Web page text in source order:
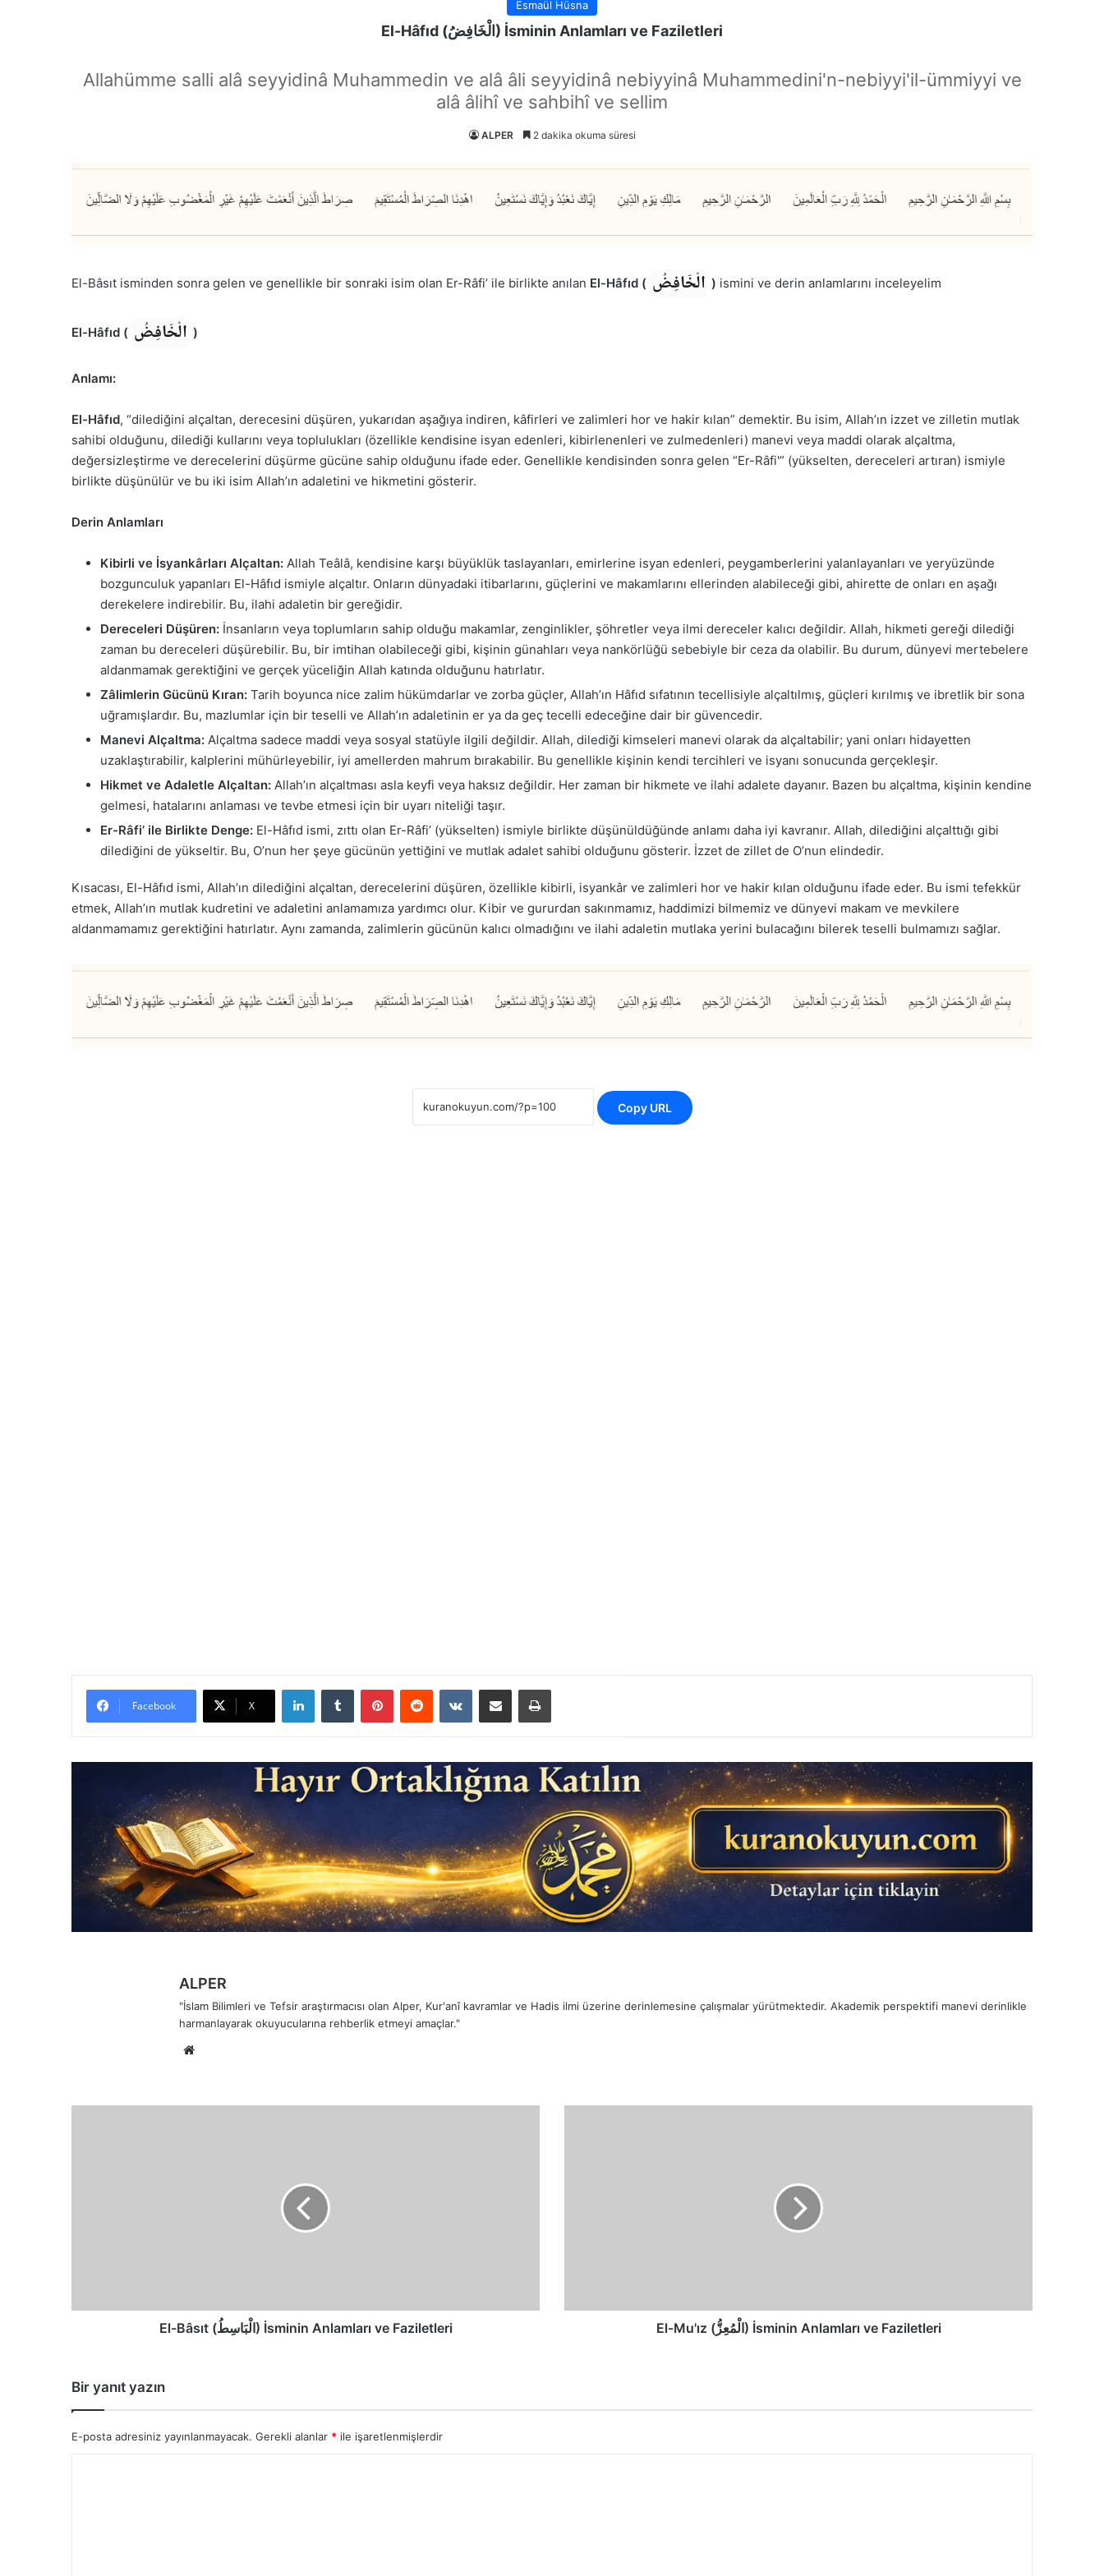
Esmaül Hüsna
El-Hâfıd (الْخَافِضُ) İsminin Anlamları ve Faziletleri
Allahümme salli alâ seyyidinâ Muhammedin ve alâ âli seyyidinâ nebiyyinâ Muhammedini'n-nebiyyi'il-ümmiyyi ve
alâ âlihî ve sahbihî ve sellim
ALPER 2 dakika okuma süresi
El-Bâsıt isminden sonra gelen ve genellikle bir sonraki isim olan Er-Râfi’ ile birlikte anılan El-Hâfıd ( الْخَافِضُ ) ismini ve derin anlamlarını inceleyelim
El-Hâfıd ( الْخَافِضُ )
Anlamı:
El-Hâfıd, “dilediğini alçaltan, derecesini düşüren, yukarıdan aşağıya indiren, kâfirleri ve zalimleri hor ve hakir kılan” demektir. Bu isim, Allah’ın izzet ve zilletin mutlak
sahibi olduğunu, dilediği kullarını veya toplulukları (özellikle kendisine isyan edenleri, kibirlenenleri ve zulmedenleri) manevi veya maddi olarak alçaltma,
değersizleştirme ve derecelerini düşürme gücüne sahip olduğunu ifade eder. Genellikle kendisinden sonra gelen “Er-Râfi'” (yükselten, dereceleri artıran) ismiyle
birlikte düşünülür ve bu iki isim Allah’ın adaletini ve hikmetini gösterir.
Derin Anlamları
Kibirli ve İsyankârları Alçaltan: Allah Teâlâ, kendisine karşı büyüklük taslayanları, emirlerine isyan edenleri, peygamberlerini yalanlayanları ve yeryüzünde
bozgunculuk yapanları El-Hâfıd ismiyle alçaltır. Onların dünyadaki itibarlarını, güçlerini ve makamlarını ellerinden alabileceği gibi, ahirette de onları en aşağı
derekelere indirebilir. Bu, ilahi adaletin bir gereğidir.
Dereceleri Düşüren: İnsanların veya toplumların sahip olduğu makamlar, zenginlikler, şöhretler veya ilmi dereceler kalıcı değildir. Allah, hikmeti gereği dilediği
zaman bu dereceleri düşürebilir. Bu, bir imtihan olabileceği gibi, kişinin günahları veya nankörlüğü sebebiyle bir ceza da olabilir. Bu durum, dünyevi mertebelere
aldanmamak gerektiğini ve gerçek yüceliğin Allah katında olduğunu hatırlatır.
Zâlimlerin Gücünü Kıran: Tarih boyunca nice zalim hükümdarlar ve zorba güçler, Allah’ın Hâfıd sıfatının tecellisiyle alçaltılmış, güçleri kırılmış ve ibretlik bir sona
uğramışlardır. Bu, mazlumlar için bir teselli ve Allah’ın adaletinin er ya da geç tecelli edeceğine dair bir güvencedir.
Manevi Alçaltma: Alçaltma sadece maddi veya sosyal statüyle ilgili değildir. Allah, dilediği kimseleri manevi olarak da alçaltabilir; yani onları hidayetten
uzaklaştırabilir, kalplerini mühürleyebilir, iyi amellerden mahrum bırakabilir. Bu genellikle kişinin kendi tercihleri ve isyanı sonucunda gerçekleşir.
Hikmet ve Adaletle Alçaltan: Allah’ın alçaltması asla keyfi veya haksız değildir. Her zaman bir hikmete ve ilahi adalete dayanır. Bazen bu alçaltma, kişinin kendine
gelmesi, hatalarını anlaması ve tevbe etmesi için bir uyarı niteliği taşır.
Er-Râfi’ ile Birlikte Denge: El-Hâfıd ismi, zıttı olan Er-Râfi’ (yükselten) ismiyle birlikte düşünüldüğünde anlamı daha iyi kavranır. Allah, dilediğini alçalttığı gibi
dilediğini de yükseltir. Bu, O’nun her şeye gücünün yettiğini ve mutlak adalet sahibi olduğunu gösterir. İzzet de zillet de O’nun elindedir.
Kısacası, El-Hâfıd ismi, Allah’ın dilediğini alçaltan, derecelerini düşüren, özellikle kibirli, isyankâr ve zalimleri hor ve hakir kılan olduğunu ifade eder. Bu ismi tefekkür
etmek, Allah’ın mutlak kudretini ve adaletini anlamamıza yardımcı olur. Kibir ve gururdan sakınmamız, haddimizi bilmemiz ve dünyevi makam ve mevkilere
aldanmamamız gerektiğini hatırlatır. Aynı zamanda, zalimlerin gücünün kalıcı olmadığını ve ilahi adaletin mutlaka yerini bulacağını bilerek teselli bulmamızı sağlar.
Copy URL
Facebook X
LinkedInTumblr PinterestReddit VKontakteE-Posta ile paylaş Yazdır
ALPER
"İslam Bilimleri ve Tefsir araştırmacısı olan Alper, Kur'anî kavramlar ve Hadis ilmi üzerine derinlemesine çalışmalar yürütmektedir. Akademik perspektifi manevi derinlikle
harmanlayarak okuyucularına rehberlik etmeyi amaçlar."
El-Bâsıt (الْبَاسِطُ) İsminin Anlamları ve Faziletleri El-Mu'ız (الْمُعِزُّ) İsminin Anlamları ve Faziletleri
Bir yanıt yazın
E-posta adresiniz yayınlanmayacak. Gerekli alanlar * ile işaretlenmişlerdir